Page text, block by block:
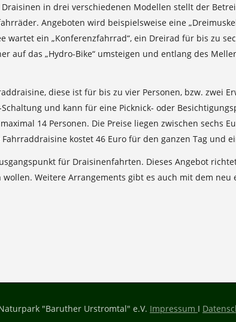
in drei verschiedenen Modellen stellt der
Angeboten wird beispielsweise eine
ein „Konferenzfahrrad“, ein Dreirad für bis zu
auf das „Hydro-Bike“ umsteigen und entlang des
diese ist für bis zu vier Personen, bzw. zwei
und kann für eine Picknick- oder
14 Personen. Die Preise liegen zwischen sechs
kostet 46 Euro für den ganzen Tag und
für Draisinenfahrten. Dieses Angebot
Weitere Arrangements gibt es auch mit dem
"Baruther Urstromtal" e.V. Impressum I